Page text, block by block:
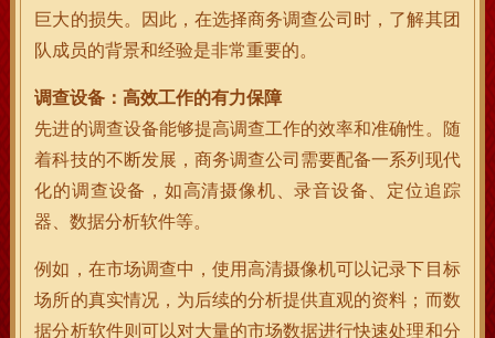
巨大的损失。因此，在选择商务调查公司时，了解其团
队成员的背景和经验是非常重要的。
调查设备：高效工作的有力保障
先进的调查设备能够提高调查工作的效率和准确性。随
着科技的不断发展，商务调查公司需要配备一系列现代
化的调查设备，如高清摄像机、录音设备、定位追踪
器、数据分析软件等。
例如，在市场调查中，使用高清摄像机可以记录下目标
场所的真实情况，为后续的分析提供直观的资料；而数
据分析软件则可以对大量的市场数据进行快速处理和分